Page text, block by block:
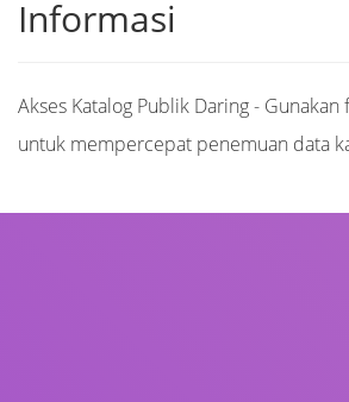
Informasi
Akses Katalog Publik Daring -
untuk mempercepat penemuan data